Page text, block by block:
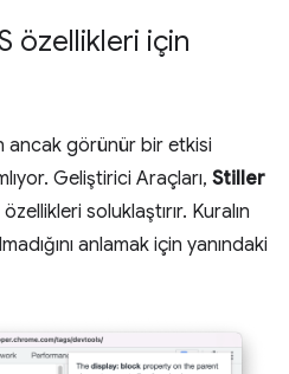
özellikleri için
ancak görünür bir etkisi
Geliştirici Araçları, Stiller
soluklaştırır. Kuralın
anlamak için yanındaki